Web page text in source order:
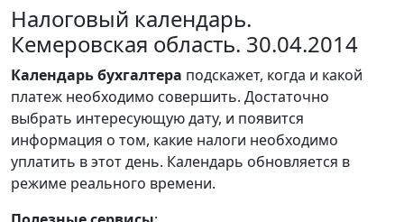
Налоговый календарь.
Кемеровская область. 30.04.2014
Календарьбухгалтера подскажет, когда и какой
платеж необходимо совершить. Достаточно
выбрать интересующую дату, и появится
информация о том, какие налоги необходимо
уплатить в этот день. Календарь обновляется в
режиме реального времени.